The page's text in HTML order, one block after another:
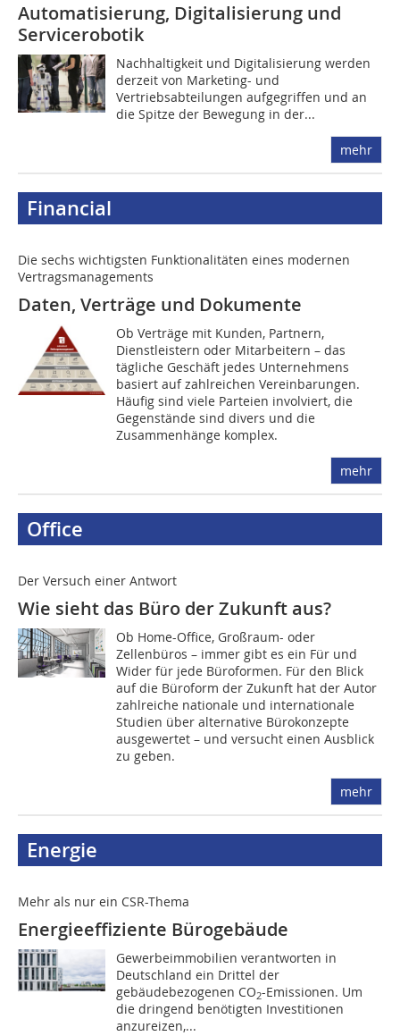
Automatisierung, Digitalisierung und
Servicerobotik
Nachhaltigkeit und Digitalisierung werden
derzeit von Marketing- und
Vertriebsabteilungen aufgegriffen und an
die Spitze der Bewegung in der...
mehr
Financial
Die sechs wichtigsten Funktionalitäten eines modernen
Vertragsmanagements
Daten, Verträge und Dokumente
Ob Verträge mit Kunden, Partnern,
Dienstleistern oder Mitarbeitern – das
tägliche Geschäft jedes Unter­nehmens
basiert auf zahlreichen Vereinbarungen.
Häufig sind viele Parteien involviert, die
Gegenstände sind divers und die
Zusammenhänge komplex.
mehr
Office
Der Versuch einer Antwort
Wie sieht das Büro der Zukunft aus?
Ob Home-Office, Großraum- oder
Zellenbüros – immer gibt es ein Für und
Wider für jede Büroformen. Für den Blick
auf die Büroform der Zukunft hat der Autor
zahlreiche nationale und internationale
Studien über alter­native Bürokonzepte
ausgewertet – und versucht einen Ausblick
zu geben.
mehr
Energie
Mehr als nur ein CSR-Thema
Energieeffiziente Bürogebäude
Gewerbeimmobilien verantworten in
Deutschland ein Drittel der
gebäudebezogenen CO2-Emissionen. Um
die dringend benötigten Investitionen
anzureizen,...